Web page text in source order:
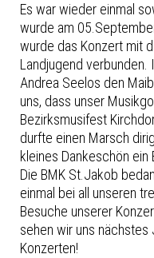
Es war wieder einmal
wurde am
wurde das Konzert mit
Landjugend
Andrea Seelos den
uns, dass unser
Bezirksmusifest
durfte einen Marsch
kleines Dankeschön
Die BMK St.Jakob
einmal bei all unseren
Besuche unserer
sehen wir uns
Konzerten!